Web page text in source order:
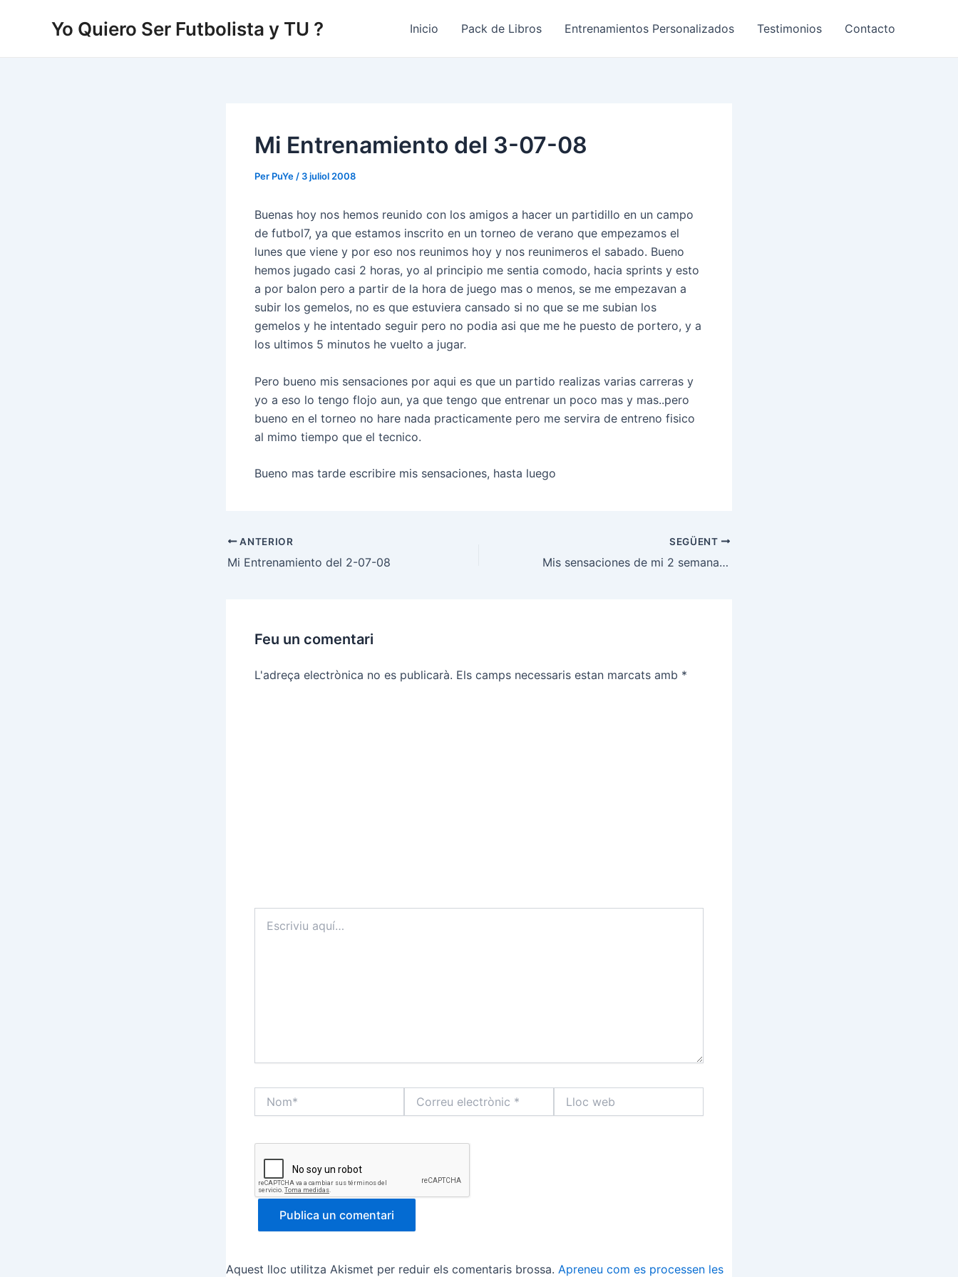
Yo Quiero Ser Futbolista y TU ? Inicio Pack de Libros Entrenamientos Personalizados Testimonios Contacto
Mi Entrenamiento del 3-07-08
Per PuYe / 3 juliol 2008
Buenas hoy nos hemos reunido con los amigos a hacer un partidillo en un campo
de futbol7, ya que estamos inscrito en un torneo de verano que empezamos el
lunes que viene y por eso nos reunimos hoy y nos reunimeros el sabado. Bueno
hemos jugado casi 2 horas, yo al principio me sentia comodo, hacia sprints y esto
a por balon pero a partir de la hora de juego mas o menos, se me empezavan a
subir los gemelos, no es que estuviera cansado si no que se me subian los
gemelos y he intentado seguir pero no podia asi que me he puesto de portero, y a
los ultimos 5 minutos he vuelto a jugar.
Pero bueno mis sensaciones por aqui es que un partido realizas varias carreras y
yo a eso lo tengo flojo aun, ya que tengo que entrenar un poco mas y mas..pero
bueno en el torneo no hare nada practicamente pero me servira de entreno fisico
al mimo tiempo que el tecnico.
Bueno mas tarde escribire mis sensaciones, hasta luego
Navegació
d'entrades
ANTERIOR
Mi Entrenamiento del 2-07-08
SEGÜENT
Mis sensaciones de mi 2 semana de entrenamiento
Feu un comentari
L'adreça electrònica no es publicarà. Els camps necessaris estan marcats amb *
aquí…
electrònic
web
Aquest lloc utilitza Akismet per reduir els comentaris brossa. Apreneu com es processen les